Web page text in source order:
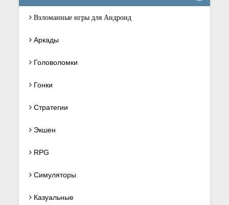
Взломанные игры для Андроид
Аркады
Головоломки
Гонки
Стратегии
Экшен
RPG
Симуляторы
Казуальные